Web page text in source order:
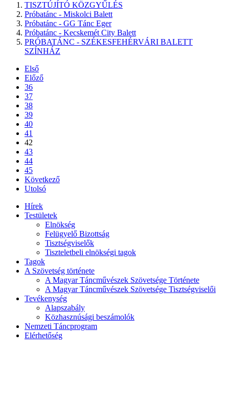
TISZTÚJÍTÓ KÖZGYŰLÉS
Próbatánc - Miskolci Balett
Próbatánc - GG Tánc Eger
Próbatánc - Kecskemét City Balett
PRÓBATÁNC - SZÉKESFEHÉRVÁRI BALETT
SZÍNHÁZ
Első
Előző
36
37
38
39
40
41
42
43
44
45
Következő
Utolsó
Hírek
Testületek
Elnökség
Felügyelő Bizottság
Tisztségviselők
Tiszteletbeli elnökségi tagok
Tagok
A Szövetség története
A Magyar Táncművészek Szövetsége Története
A Magyar Táncművészek Szövetsége Tisztségviselői
Tevékenység
Alapszabály
Közhasznúsági beszámolók
Nemzeti Táncprogram
Elérhetőség